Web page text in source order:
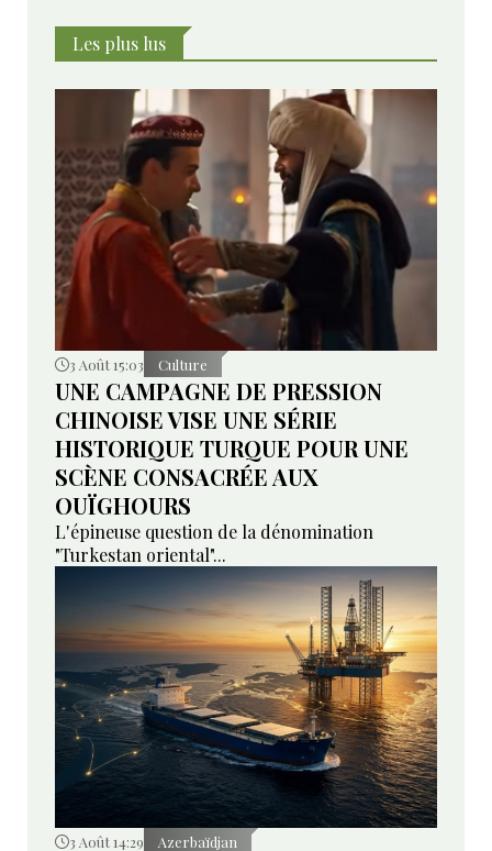
Les plus lus
3 Août 15:03 Culture
UNE CAMPAGNE DE PRESSION
CHINOISE VISE UNE SÉRIE
HISTORIQUE TURQUE POUR UNE
SCÈNE CONSACRÉE AUX
OUÏGHOURS
L'épineuse question de la dénomination
"Turkestan oriental"...
3 Août 14:29 Azerbaïdjan